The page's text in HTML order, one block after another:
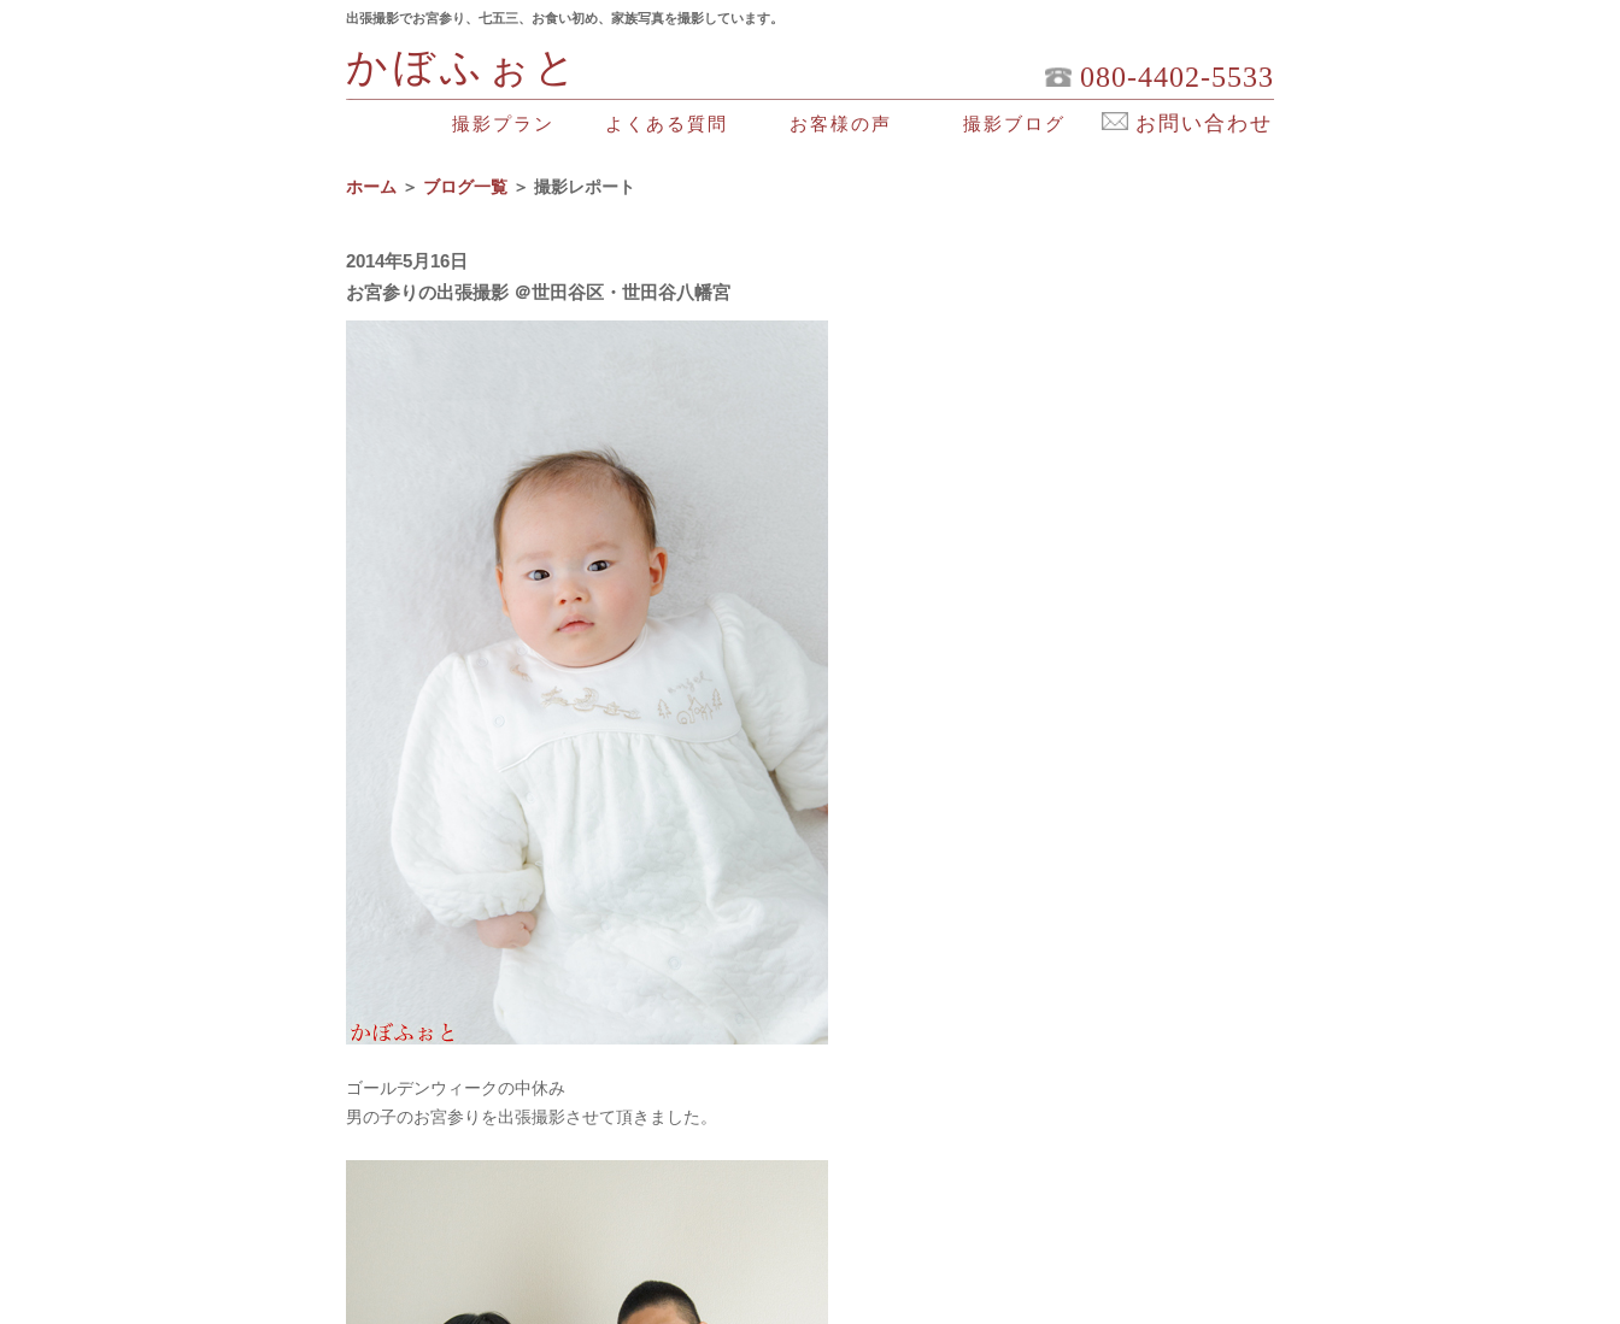
出張撮影でお宮参り、七五三、お食い初め、家族写真を撮影しています。
かぼふぉと 080-4402-5533
撮影プラン よくある質問 お客様の声 撮影ブログ お問い合わせ
ホーム ＞ ブログ一覧 ＞ 撮影レポート
2014年5月16日
お宮参りの出張撮影 ＠世田谷区・世田谷八幡宮
ゴールデンウィークの中休み
男の子のお宮参りを出張撮影させて頂きました。